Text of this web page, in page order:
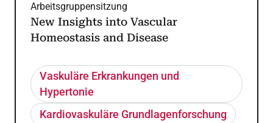
Arbeitsgruppensitzung
New Insights into Vascular
Homeostasis and Disease
Vaskuläre Erkrankungen und
Hypertonie
Kardiovaskuläre Grundlagenforschung